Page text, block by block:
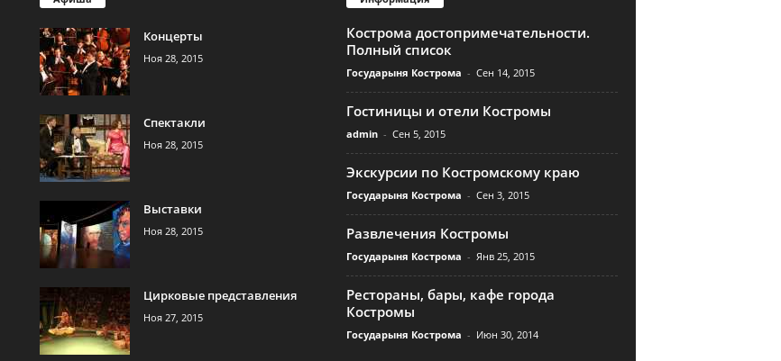
Концерты
Ноя 28, 2015
Спектакли
Ноя 28, 2015
Выставки
Ноя 28, 2015
Цирковые представления
Ноя 27, 2015
Кострома достопримечательности.
Полный список
Государыня Кострома - Сен 14, 2015
Гостиницы и отели Костромы
admin - Сен 5, 2015
Экскурсии по Костромскому краю
Государыня Кострома - Сен 3, 2015
Развлечения Костромы
Государыня Кострома - Янв 25, 2015
Рестораны, бары, кафе города
Костромы
Государыня Кострома - Июн 30, 2014